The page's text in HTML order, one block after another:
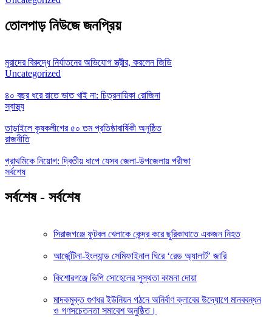
তোলপাড় নিউজে জনপ্রিয়
মুরাদের বিরুদ্ধে নির্যাতনের অভিযোগ স্ত্রীর, করলেন জিডি
Uncategorized
৪০ বছর ধরে রাতে ভাত খাই না: চিত্রনায়িকা রোজিনা
স্বাস্থ্য
তাড়াইলে কৃষকলীগের ৫০ তম প্রতিষ্ঠাবার্ষিকী অনুষ্ঠিত
রাজনীতি
প্রাথমিকে নিয়োগ: দ্বিতীয় ধাপে যেসব জেলা-উপজেলায় পরীক্ষা
সর্বশেষ
সর্বশেষ - সর্বশেষ
সিরাজগঞ্জে ফুটবল খেলাকে কেন্দ্র করে ছুরিকাঘাতে একজন নিহত
আর্জেন্টিনা-ইংল্যান্ড সেমিফাইনাল ঘিরে ‘রেড অ্যালার্ট’ জারি
কিশোরগঞ্জে ভিপি সোহেলের সুস্থতা কামনা দোয়া
মাদকমুক্ত গুণধর ইউনিয়ন গঠনে অনির্বাণ ক্লাবের উদ্যোগে মানববন্ধন
ও গণসচেতনতা সমাবেশ অনুষ্ঠিত।